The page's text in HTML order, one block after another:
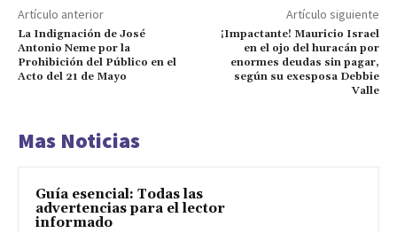
Artículo anterior
La Indignación de José
Antonio Neme por la
Prohibición del Público en el
Acto del 21 de Mayo
Artículo siguiente
¡Impactante! Mauricio Israel
en el ojo del huracán por
enormes deudas sin pagar,
según su exesposa Debbie
Valle
Mas Noticias
Guía esencial: Todas las
advertencias para el lector
informado